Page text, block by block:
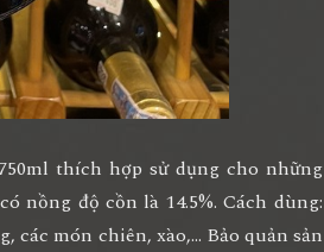
thích hợp sử dụng cho những
nồng độ cồn là 14.5%. Cách dùng:
món chiên, xào,... Bảo quản sản